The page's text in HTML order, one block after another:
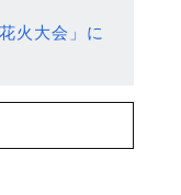
火大会」に